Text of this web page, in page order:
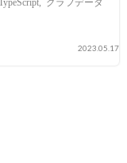
2023.05.17